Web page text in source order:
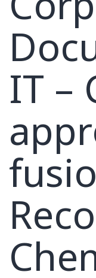
IT –